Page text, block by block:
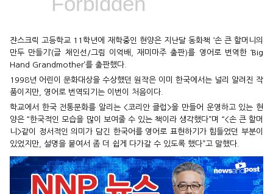
쟌스크릭 고등학교 11학년에 재학중인 현양은 지난달 동화책 ‘손 큰 할머니의
만두 만들기’(글 채인선/그림 이억배, 재미마주 출판)를 영어로 번역한 ‘Big
Hand Grandmother’를 출판했다.
1998년 어린이 문화대상을 수상했던 원작은 이미 한국에서는 널리 알려진 작
품이지만, 영어로 번역되기는 이번이 처음이다.
학교에서 한국 전통문화를 알리는 <코리안 클럽>을 만들어 운영하고 있는 현
양은 “한국적인 모습을 많이 보여줄 수 있는 책이라 생각했다”며 “<손 큰 할머
니>같이 정서적인 의미가 담긴 한국어를 영어로 표현하기가 힘들었던 부분이
있었지만, 설명을 붙여서 좀 더 쉽게 다가갈 수 있도록 했다”고 말했다.